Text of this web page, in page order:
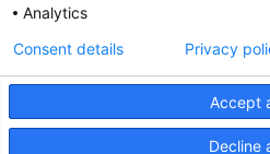
cgtcatalunya
Analytics
Accept
Decline
Consent details Privacy